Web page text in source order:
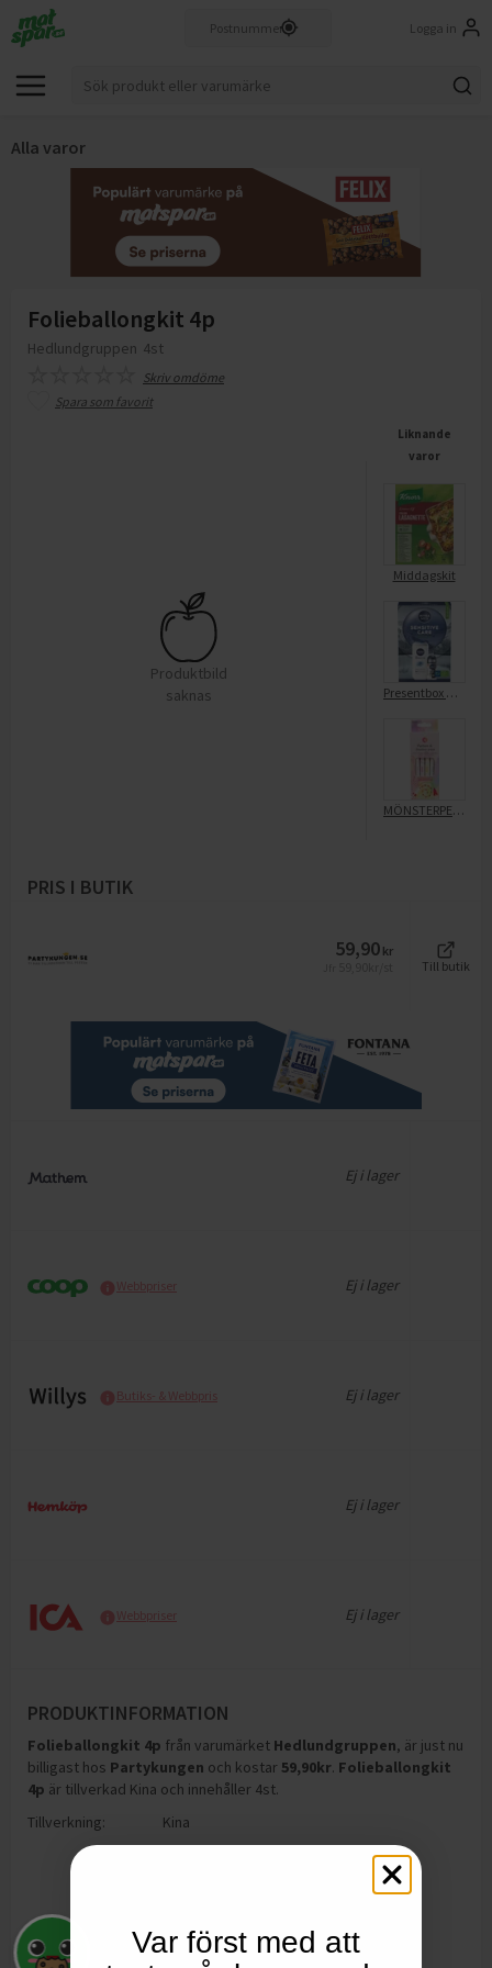
Logga in
Alla varor
Folieballongkit 4p
Hedlundgruppen 4st
Skriv omdöme
Spara som favorit
Produktbild
saknas
Liknande
varor
Middagskit
Presentbox Herr Sensitive Care Skincare Kit
MÖNSTERPENNA 4P
PRIS I BUTIK
59,90 kr
Till butik
Ej i lager
Webbpriser Ej i lager
Butiks- & Webbpris Ej i lager
Ej i lager
Webbpriser Ej i lager
PRODUKTINFORMATION
Folieballongkit 4p från varumärket Hedlundgruppen, är just nu
billigast hos Partykungen och kostar 59,90kr. Folieballongkit
4p är tillverkad Kina och innehåller 4st.
Tillverkning:
Kina
Var först med att